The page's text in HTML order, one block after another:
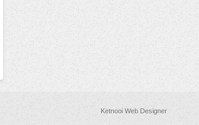
Ketnooi Web Designer